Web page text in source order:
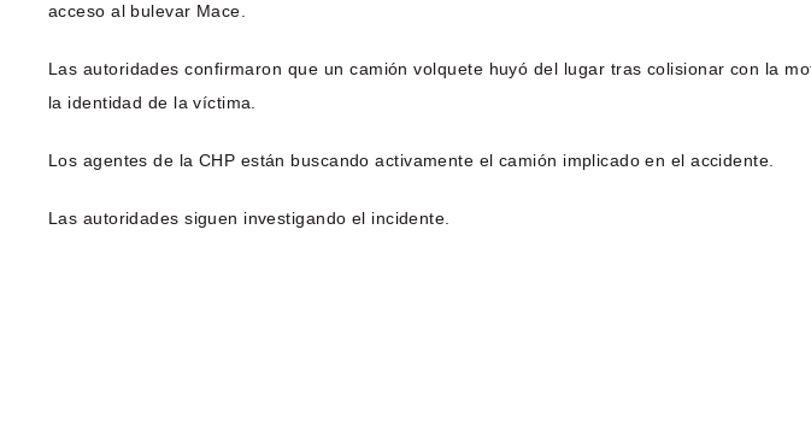
acceso al bulevar Mace.
Las autoridades confirmaron que un camión volquete huyó del lugar tras colisionar con la
la identidad de la víctima.
Los agentes de la CHP están buscando activamente el camión implicado en el accidente.
Las autoridades siguen investigando el incidente.